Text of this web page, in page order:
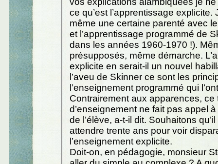
ce qu’est l’apprentissage explicite.
même une certaine parenté avec
et l’apprentissage programmé de
dans les années 1960-1970 !).
présupposés, même démarche.
explicite en serait-il un nouvel
l’aveu de Skinner ce sont les
l’enseignement programmé qui
Contrairement aux apparences, ce
d’enseignement ne fait pas appel à
de l’élève, a-t-il dit. Souhaitons
attendre trente ans pour voir
l’enseignement explicite.
Doit-on, en pédagogie, monsieur